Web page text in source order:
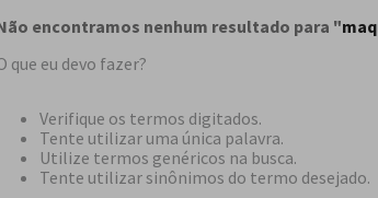
encontramos nenhum resultado para "
que eu devo fazer?
Verifique os termos digitados.
Tente utilizar uma única palavra.
Utilize termos genéricos na busca.
Tente utilizar sinônimos do termo desejado.